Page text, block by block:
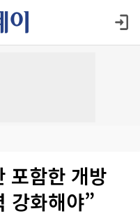
포함한 개방
강화해야”